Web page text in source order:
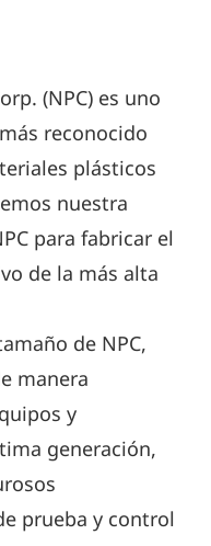
(NPC) es uno
reconocido
plásticos
nuestra
para fabricar el
de la más alta
de NPC,
manera
y
generación,
prueba y control